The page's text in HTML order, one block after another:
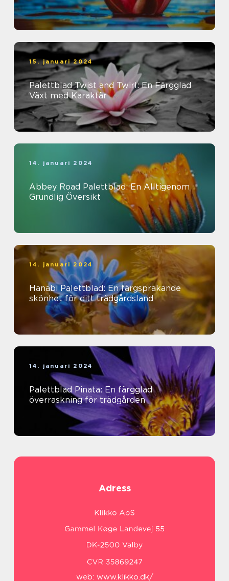
15. januari 2024
Palettblad Twist and Twirl: En Färgglad
Växt med Karaktär
14. januari 2024
Abbey Road Palettblad: En Alltigenom
Grundlig Översikt
14. januari 2024
Hanabi Palettblad: En färgsprakande
skönhet för ditt trädgårdsland
14. januari 2024
Palettblad Pinata: En färgglad
överraskning för trädgården
Adress
web: www.klikko.dk/